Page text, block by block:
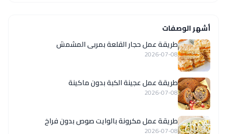
أشهر الوصفات
طريقة عمل حجار القلعة بمربى المشمش
2026-07-08
طريقة عمل عجينة الكبة بدون ماكينة
2026-07-08
طريقة عمل مكرونة بالوايت صوص بدون فراخ
2026-07-08